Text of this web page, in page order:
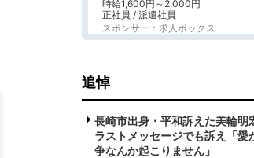
時給1,600円～2,000円
正社員 / 派遣社員
スポンサー：求人ボックス
追悼
長崎市出身・平和訴えた美輪
ラストメッセージでも訴え「
争なんか起こりません」